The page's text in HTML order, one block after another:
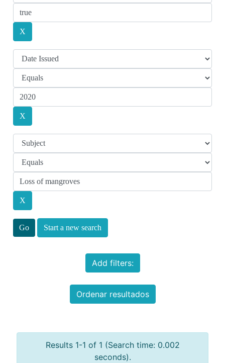
Start a new search
Add filters:
Ordenar resultados
Results 1-1 of 1 (Search time: 0.002
seconds).